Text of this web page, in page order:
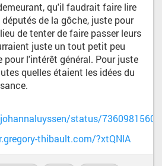
qu'il faudrait faire lire
de la gôche, juste pour
de tenter de faire passer leurs
juste un tout petit peu
pour l'intérêt général. Pour juste
quelles étaient les idées du
status/
thibault.com/?xtQNlA